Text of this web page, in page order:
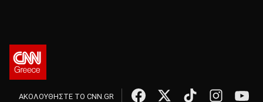
ΑΚΟΛΟΥΘΗΣΤΕ ΤΟ CNN.GR